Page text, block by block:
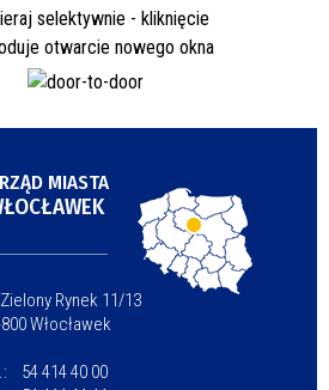
MIASTA
Rynek 11/13
Włocławek
54 414 40 00